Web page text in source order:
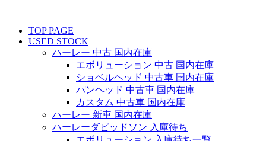
TOP PAGE
USED STOCK
ハーレー 中古 国内在庫
エボリューション 中古 国内在庫
ショベルヘッド 中古車 国内在庫
パンヘッド 中古車 国内在庫
カスタム 中古車 国内在庫
ハーレー 新車 国内在庫
ハーレーダビッドソン 入庫待ち